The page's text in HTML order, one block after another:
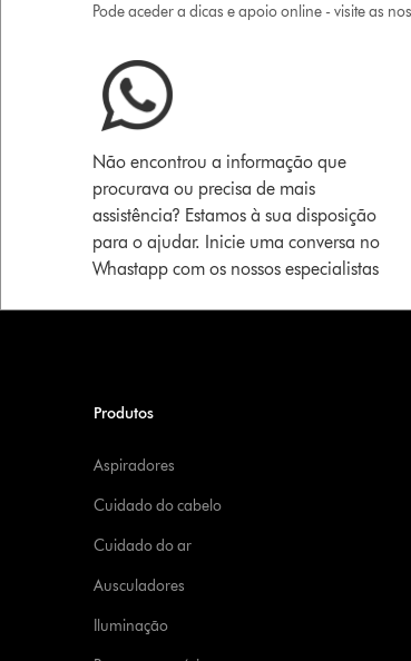
Pode aceder a dicas e apoio online - visite as
Não encontrou a informação que
procurava ou precisa de mais
assistência? Estamos à sua disposição
para o ajudar. Inicie uma conversa no
Whastapp com os nossos especialistas
Produtos
Aspiradores
Cuidado do cabelo
Cuidado do ar
Ausculadores
Iluminação